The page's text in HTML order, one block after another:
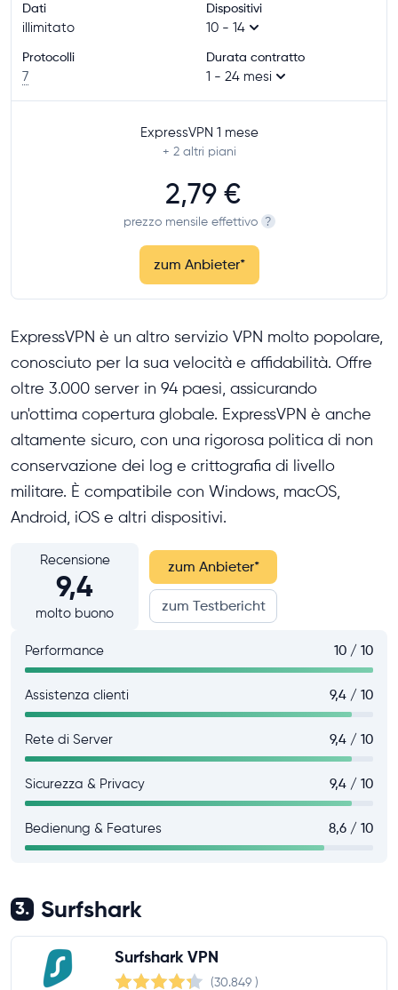
Dati
illimitato
Dispositivi
10 - 14
Protocolli
7
Durata contratto
1 - 24 mesi
ExpressVPN 1 mese
+ 2 altri piani
2,79 €
prezzo mensile effettivo ?
zum Anbieter*
ExpressVPN è un altro servizio VPN molto popolare,
conosciuto per la sua velocità e affidabilità. Offre
oltre 3.000 server in 94 paesi, assicurando
un'ottima copertura globale. ExpressVPN è anche
altamente sicuro, con una rigorosa politica di non
conservazione dei log e crittografia di livello
militare. È compatibile con Windows, macOS,
Android, iOS e altri dispositivi.
Recensione
9,4
molto buono
zum Anbieter*
zum Testbericht
Performance 10 / 10
Assistenza clienti 9,4 / 10
Rete di Server 9,4 / 10
Sicurezza & Privacy 9,4 / 10
Bedienung & Features 8,6 / 10
3. Surfshark
Surfshark VPN
(30.849 )